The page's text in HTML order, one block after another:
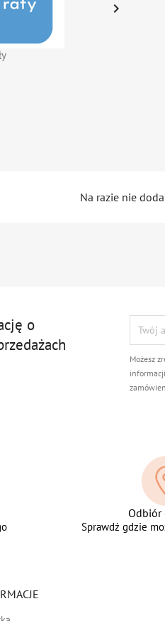

Na razie nie
o
Możesz
Odbiór
Sprawdź gdzie